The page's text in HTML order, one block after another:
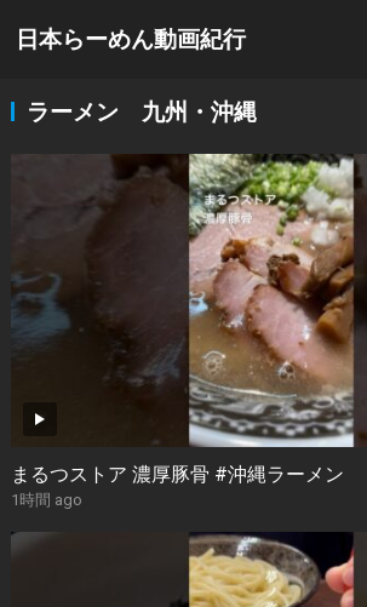
日本らーめん動画紀行
ラーメン 九州・沖縄
まるつストア 濃厚豚骨 #沖縄ラーメン
1時間 ago